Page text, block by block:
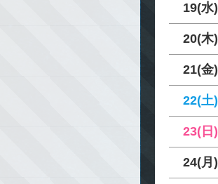
19(水)
20(木)
21(金)
22(土)
23(日)
24(月)